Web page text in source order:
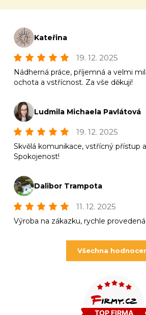
Kateřina
19. 12. 2025
Nádherná práce, příjemná a velmi
ochota a vstřícnost. Za vše děkuji!
Ludmila Michaela Pavlátová
19. 12. 2025
Skvělá komunikace, vstřícný přístup
Spokojenost!
Dalibor Trampota
11. 12. 2025
Výroba na zákazku, rychle
Všechna